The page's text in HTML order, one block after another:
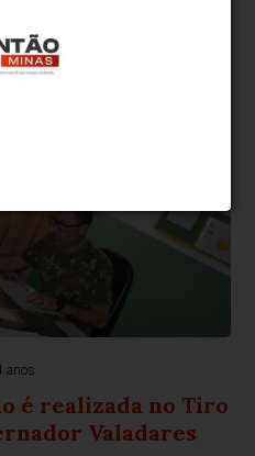
anos
é realizada no Tiro
Valadares